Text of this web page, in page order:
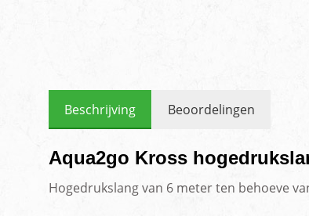
Beschrijving Beoordelingen
Aqua2go Kross
Hogedrukslang van 6 meter ten behoeve